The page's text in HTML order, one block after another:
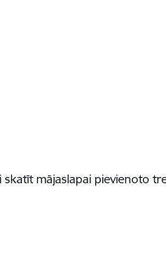
mājaslapai pievienoto